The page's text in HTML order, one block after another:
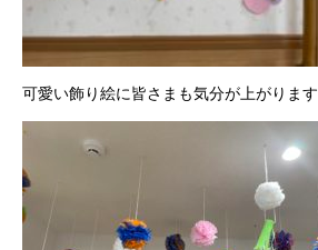
可愛い飾り絵に皆さまも気分が上がります